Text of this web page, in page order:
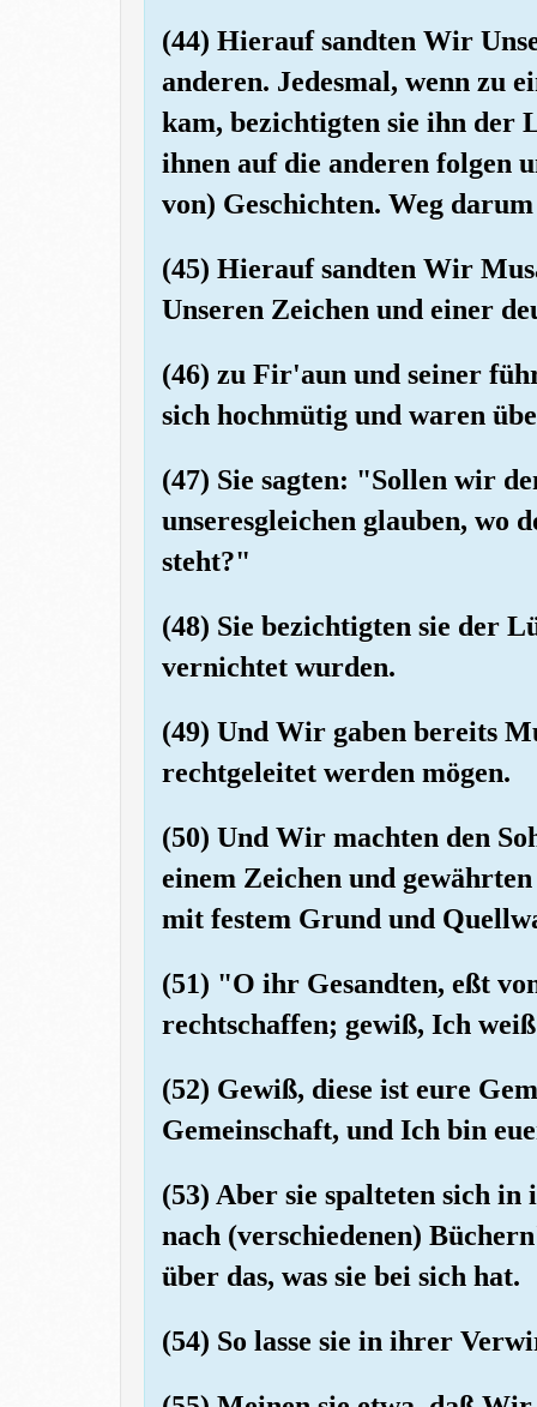
(44) Hierauf sandten Wir
anderen. Jedesmal, wenn zu
kam, bezichtigten sie ihn der
ihnen auf die anderen folgen
von) Geschichten. Weg
(45) Hierauf sandten Wir
Unseren Zeichen und einer
(46) zu Fir'aun und seiner
sich hochmütig und waren
(47) Sie sagten: "Sollen wir
unseresgleichen glauben, wo
steht?"
(48) Sie bezichtigten sie der
vernichtet wurden.
(49) Und Wir gaben bereits
rechtgeleitet werden mögen.
(50) Und Wir machten den
einem Zeichen und
mit festem Grund und
(51) "O ihr Gesandten, eßt
rechtschaffen; gewiß, Ich
(52) Gewiß, diese ist eure
Gemeinschaft, und Ich bin
(53) Aber sie spalteten sich
nach (verschiedenen)
über das, was sie bei sich hat.
(54) So lasse sie in ihrer